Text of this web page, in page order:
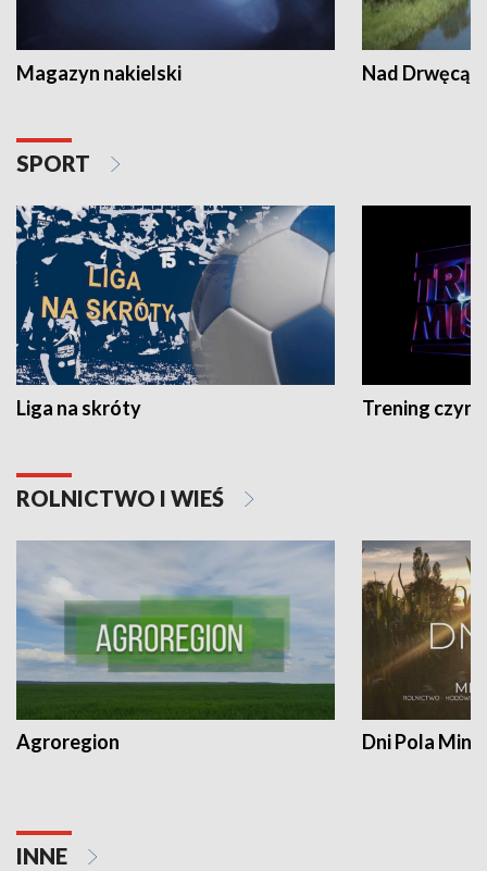
Magazyn nakielski Nad Drwęcą
SPORT
Liga na skróty Trening czyni
ROLNICTWO I WIEŚ
Agroregion Dni Pola
INNE